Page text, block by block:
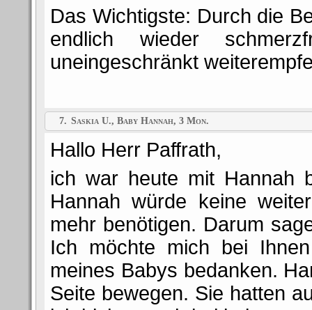
Das Wichtigste: Durch die
endlich wieder
uneingeschränkt
7. Saskia U., Baby Hannah, 3 Mon.
Hallo Herr Paffrath,
ich war heute mit Hannah
Hannah würde keine
mehr benötigen. Darum
Ich möchte mich bei
meines Babys bedanken.
Seite bewegen. Sie hatten